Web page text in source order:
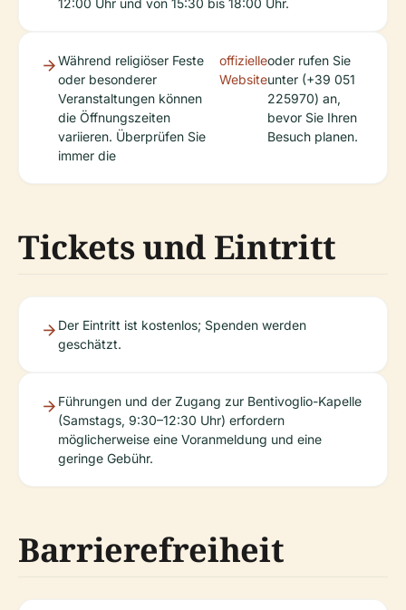
12:00 Uhr und von 15:30 bis 18:00 Uhr.
Während religiöser Feste
oder besonderer
Veranstaltungen können
die Öffnungszeiten
variieren. Überprüfen Sie
immer die
offizielle
Website
oder rufen Sie
unter (+39 051
225970) an,
bevor Sie Ihren
Besuch planen.
Tickets und Eintritt
Der Eintritt ist kostenlos; Spenden werden
geschätzt.
Führungen und der Zugang zur Bentivoglio-Kapelle
(Samstags, 9:30–12:30 Uhr) erfordern
möglicherweise eine Voranmeldung und eine
geringe Gebühr.
Barrierefreiheit